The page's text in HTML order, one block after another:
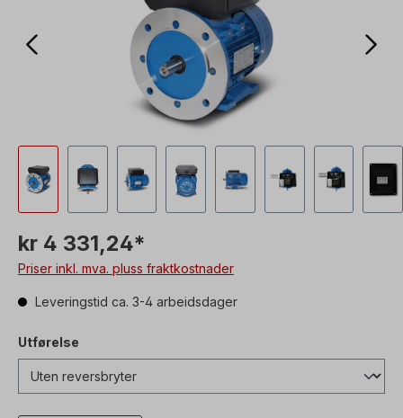
kr 4 331,24*
Priser inkl. mva. pluss fraktkostnader
Leveringstid ca. 3-4 arbeidsdager
Utførelse